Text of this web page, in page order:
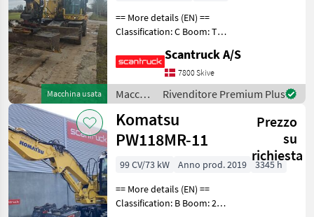
Macchina usata
== More details (EN) ==
Classification: C Boom: Two
wheel steering Attached
equipment, digging arm:
Ditch cleaning bucket fixed,
Tiltrotato
Scantruck A/S
7800 Skive
Macchine
edili /
Komatsu
Rivenditore Premium Plus
Komatsu
PW118MR-11
Prezzo
su
richiesta
99 CV/73 kW Anno prod. 2019
3345 h
== More details (EN) ==
Classification: B Boom: 2